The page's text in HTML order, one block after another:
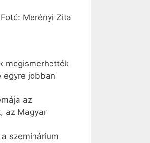
Fotó: Merényi Zita
megismerhették
egyre jobban
az
az Magyar
szeminárium